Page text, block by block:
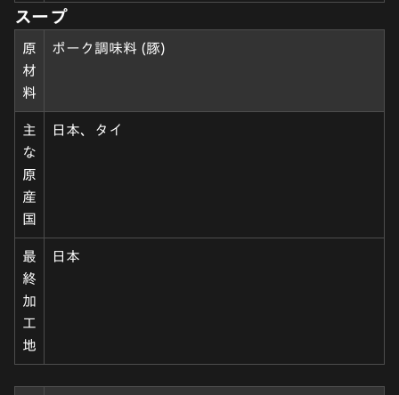
スープ
原
材
料
ポーク調味料 (豚)
主
な
原
産
国
日本、タイ
最
終
加
工
地
日本